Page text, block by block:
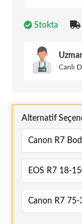
Stokta
Canlı
Alternatif
Canon R7
EOS R7 18-
Canon R7